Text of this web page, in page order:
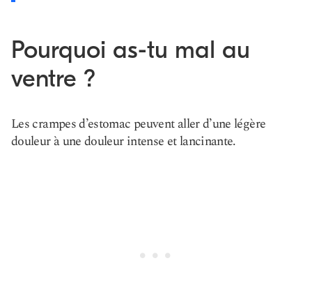
Pourquoi as-tu mal au
ventre ?
Les crampes d’estomac peuvent aller d’une légère
douleur à une douleur intense et lancinante.